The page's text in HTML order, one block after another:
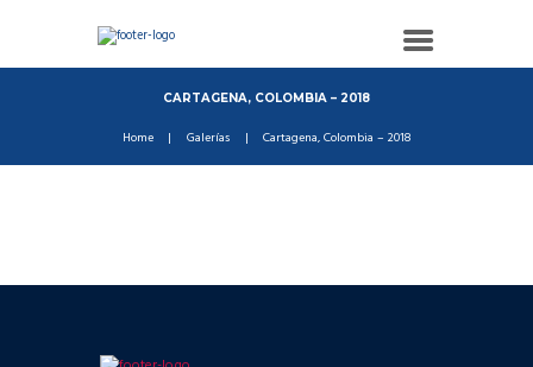
CARTAGENA, COLOMBIA – 2018
Home Galerías Cartagena, Colombia – 2018